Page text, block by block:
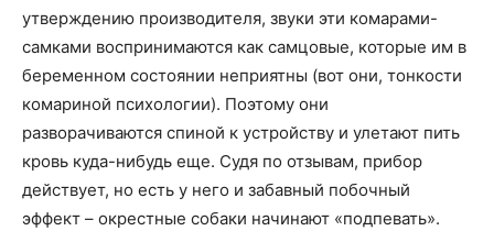
утверждению производителя, звуки эти комарами-
самками воспринимаются как самцовые, которые им в
беременном состоянии неприятны (вот они, тонкости
комариной психологии). Поэтому они
разворачиваются спиной к устройству и улетают пить
кровь куда-нибудь еще. Судя по отзывам, прибор
действует, но есть у него и забавный побочный
эффект – окрестные собаки начинают «подпевать».